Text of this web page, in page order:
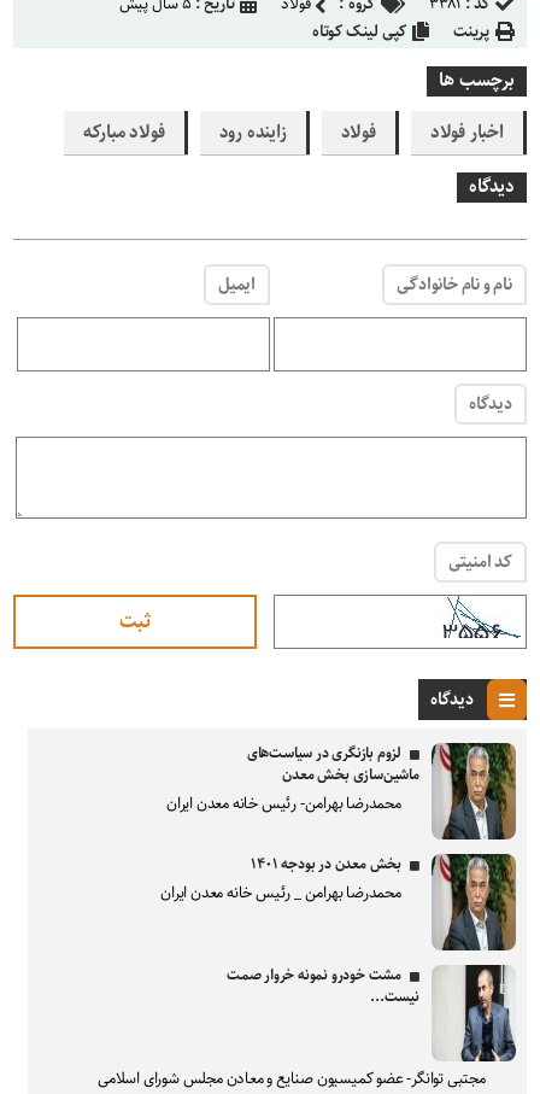
پرینت
کپی لینک کوتاه
برچسب ها
اخبار فولاد
فولاد زاینده رود
فولاد مبارکه
دیدگاه
نام و نام خانوادگی ایمیل
دیدگاه
کد امنیتی
دیدگاه
لزوم بازنگری در سیاست‌های
ماشین‌سازی بخش معدن
محمدرضا بهرامن- رئیس خانه معدن ایران
بخش معدن در بودجه ۱۴۰۱
محمدرضا بهرامن _ رئیس خانه معدن ایران
مشت خودرو نمونه خروار صمت
نیست...
مجتبی توانگر- عضو کمیسیون صنایع و معادن مجلس شورای اسلامی